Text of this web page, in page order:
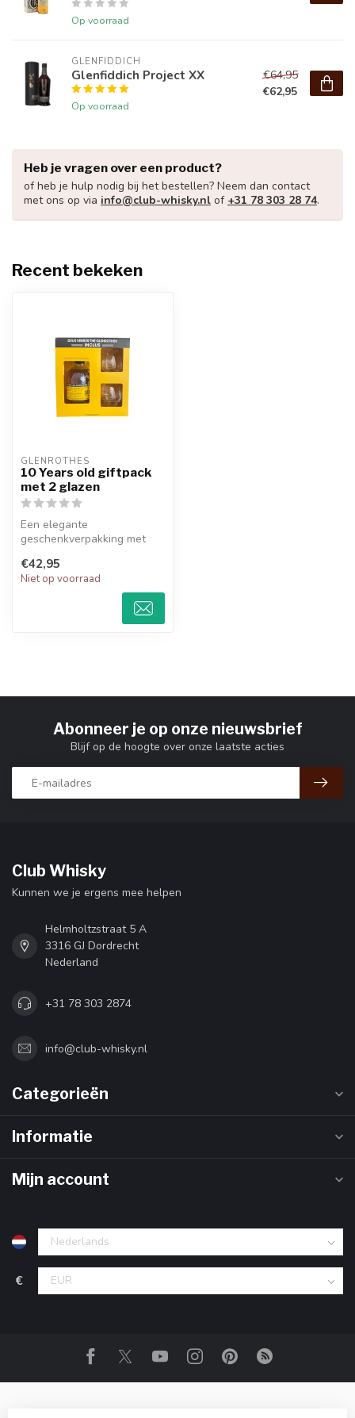
Op voorraad
GLENFIDDICH
Glenfiddich Project XX
Op voorraad
€64,95
€62,95
Heb je vragen over een product?
of heb je hulp nodig bij het bestellen? Neem dan contact
met ons op via info@club-whisky.nl of +31 78 303 28 74.
Recent bekeken
GLENROTHES
10 Years old giftpack
met 2 glazen
Een elegante
geschenkverpakking met
jaar oude single m...
€42,95
Niet op voorraad
Abonneer je op onze nieuwsbrief
Blijf op de hoogte over onze laatste acties
Club Whisky
Kunnen we je ergens mee helpen
Helmholtzstraat 5 A
3316 GJ Dordrecht
Nederland
+31 78 303 2874
info@club-whisky.nl
Categorieën
Informatie
Mijn account
€